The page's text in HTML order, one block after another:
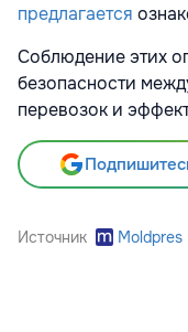
предлагается
Соблюдение этих
безопасности
перевозок и
Источник Moldpres